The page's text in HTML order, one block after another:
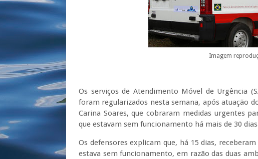
Imagem
Os serviços de Atendimento Móvel de Urgência
foram regularizados nesta semana, após atuação
Carina Soares, que cobraram medidas urgentes
que estavam sem funcionamento há mais de 30
Os defensores explicam que, há 15 dias,
estava sem funcionamento, em razão das duas